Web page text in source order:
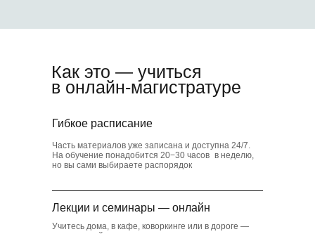
Как это — учиться
в онлайн-магистратуре
Гибкое расписание
Часть материалов уже записана и доступна 24/7.
На обучение понадобится 20−30 часов в неделю,
но вы сами выбираете распорядок
Лекции и семинары — онлайн
Учитесь дома, в кафе, коворкинге или в дороге —
Коворкинг для